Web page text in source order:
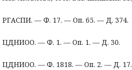
РГАСПИ. — Ф. 17. — Оп. 65. — Д. 374.
ЦДНИОО. — Ф. 1. — Оп. 1. — Д. 30.
ЦДНИОО. — Ф. 1818. — Оп. 2. — Д. 17.